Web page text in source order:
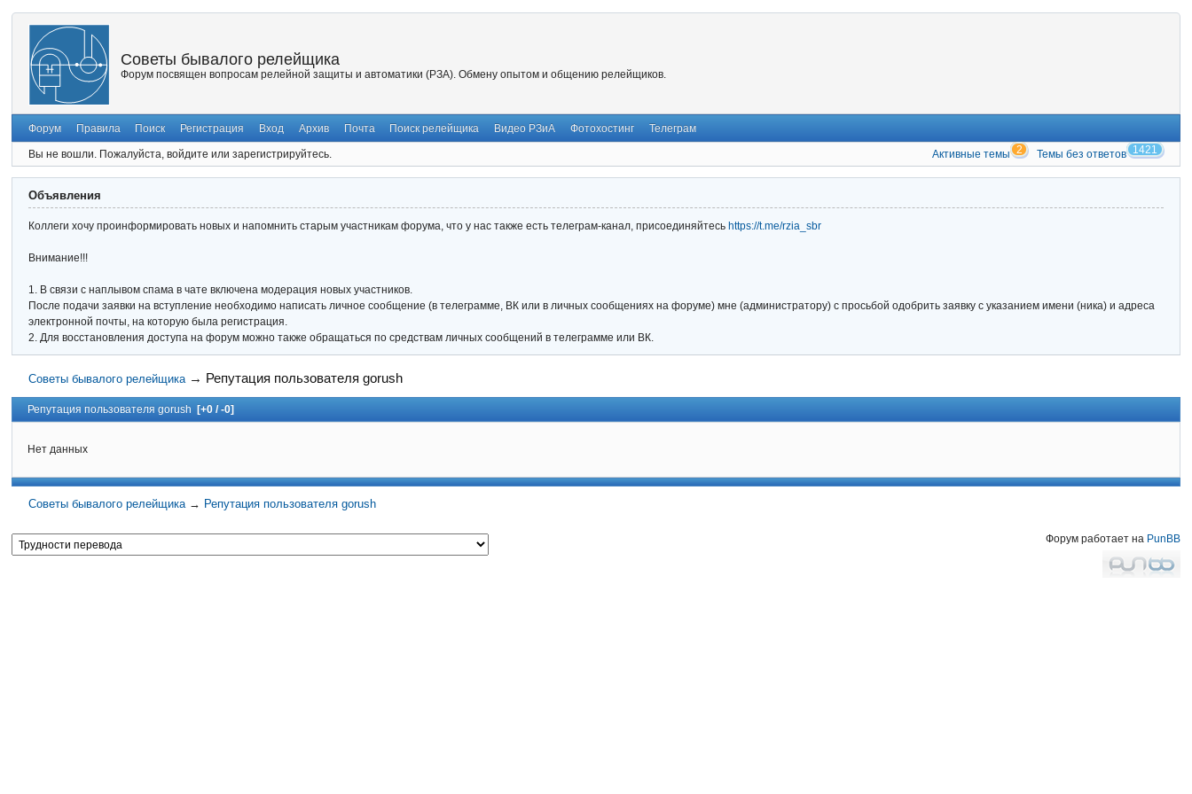
Советы бывалого релейщика
Форум посвящен вопросам релейной защиты и автоматики (РЗА). Обмену опытом и общению релейщиков.
Форум Правила Поиск Регистрация Вход Архив Почта Поиск релейщика Видео РЗиА Фотохостинг Телеграм
Вы не вошли. Пожалуйста, войдите или зарегистрируйтесь. Активные темы 2 Темы без ответов 1421
Объявления
Коллеги хочу проинформировать новых и напомнить старым участникам форума, что у нас также есть телеграм-канал, присоединяйтесь https://t.me/rzia_sbr
Внимание!!!
1. В связи с наплывом спама в чате включена модерация новых участников.
После подачи заявки на вступление необходимо написать личное сообщение (в телеграмме, ВК или в личных сообщениях на форуме) мне (администратору) с просьбой одобрить заявку с указанием имени (ника) и адреса
электронной почты, на которую была регистрация.
2. Для восстановления доступа на форум можно также обращаться по средствам личных сообщений в телеграмме или ВК.
Советы бывалого релейщика → Репутация пользователя gorush
Репутация пользователя gorush [+0 / -0]
Нет данных
Советы бывалого релейщика → Репутация пользователя gorush
Форум работает на PunBB